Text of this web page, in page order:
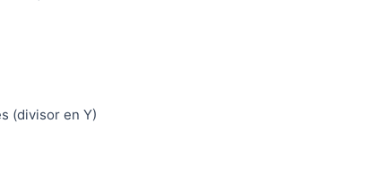
(divisor en Y)